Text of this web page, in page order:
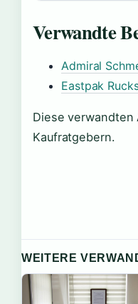
Verwandte
Admiral
Eastpak
Diese
Kaufratgebern.
WEITERE